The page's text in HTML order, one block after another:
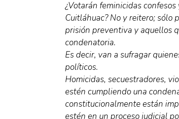
¿Votarán feminicidas
Cuitláhuac? No y reitero; sólo
prisión preventiva y aquellos
condenatoria.
Es decir, van a sufragar
políticos.
Homicidas, secuestradores,
estén cumpliendo una
constitucionalmente están
estén en un proceso judicial